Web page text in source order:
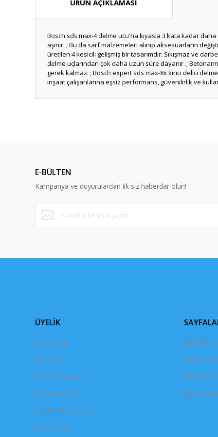
ÜRÜN AÇIKLAMASI
Bosch sds max-4 delme ucu'na kıyasla 3 kata kadar daha
aşınır. ; Bu da sarf malzemeleri alınıp aksesuarların
üretilen 4 kesicili gelişmiş bir tasarımdır: Sıkışmaz ve
delme uçlarından çok daha uzun süre dayanır. ;
gerek kalmaz. ; Bosch expert sds max-8x kırıcı delici
inşaat çalışanlarına eşsiz performans, güvenilirlik ve
Ürün bilgilerinde hatalar bulunuyor.
Ürün fiyatı diğer sitelerden daha pahalı.
Bu ürüne benzer farklı alternatifler olmalı.
E-BÜLTEN
Kampanya ve duyurulardan ilk siz haberdar olun!
ÜYELİK
Yeni Üyelik
Üye Girişi
Şifremi Unuttum
İletişim Formu
Havale Bildirim Formu
Kargo Takibi
Mesafeli
Gizlilik ve
İptal İade
Kişisel